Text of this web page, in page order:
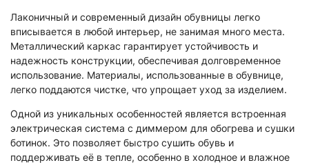
Лаконичный и современный дизайн обувницы легко
вписывается в любой интерьер, не занимая много места.
Металлический каркас гарантирует устойчивость и
надежность конструкции, обеспечивая долговременное
использование. Материалы, использованные в обувнице,
легко поддаются чистке, что упрощает уход за изделием.
Одной из уникальных особенностей является встроенная
электрическая система с диммером для обогрева и сушки
ботинок. Это позволяет быстро сушить обувь и
поддерживать её в тепле, особенно в холодное и влажное